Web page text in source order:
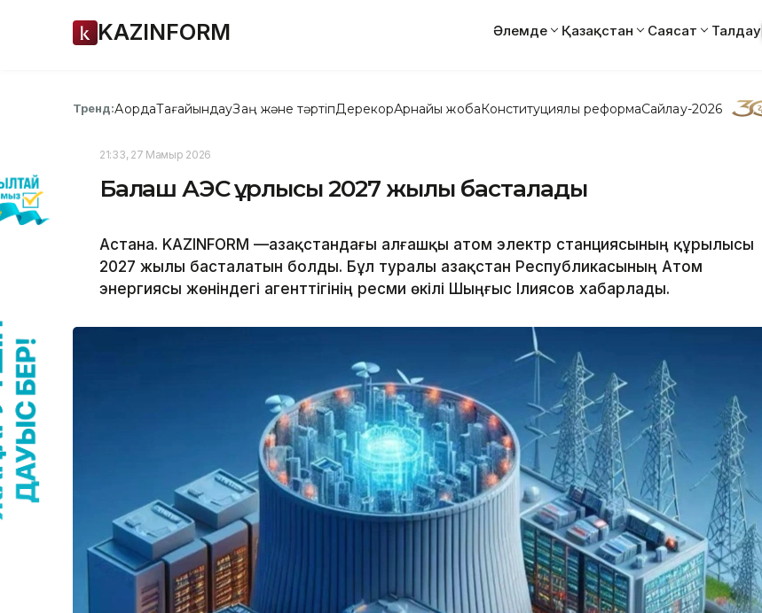
KAZINFORM Әлемде Қазақстан Саясат Талдау
Тренд:АқордаТағайындауЗаң және тәртіпДерекқорАрнайы жобаКонституциялық реформаСайлау-2026
21:33, 27 Мамыр 2026
Балқаш АЭС құрлысы 2027 жылы басталады
Астана. KAZINFORM —Қазақстандағы алғашқы атом электр станциясының құрылысы
2027 жылы басталатын болды. Бұл туралы Қазақстан Республикасының Атом
энергиясы жөніндегі агенттігінің ресми өкілі Шыңғыс Ілиясов хабарлады.